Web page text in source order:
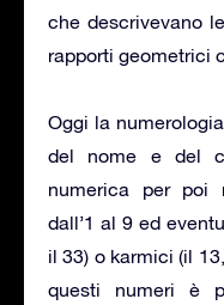
che descrivevano
rapporti geometrici
Oggi la
del nome e del
numerica per poi
dall’1 al 9 ed
il 33) o karmici (il
questi numeri è